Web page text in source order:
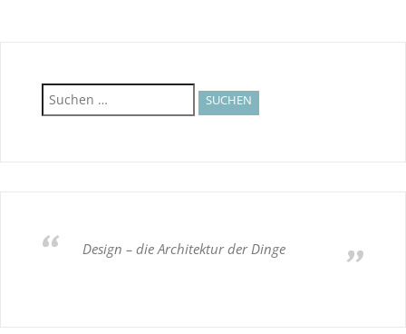
Suchen
nach:
Design – die Architektur der Dinge